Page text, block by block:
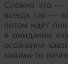
Сложно это —
всегда так —
потом ждёт
в ожидании
осознания
какими-то